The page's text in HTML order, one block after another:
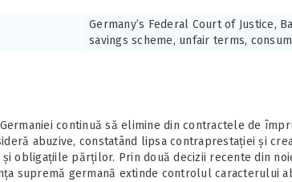
Germany’s Federal Court of Justice,
savings scheme, unfair terms,
continuă să elimine din contractele de
abuzive, constatând lipsa contraprestației și
obligațiile părților. Prin două decizii recente din
supremă germană extinde controlul caracterului